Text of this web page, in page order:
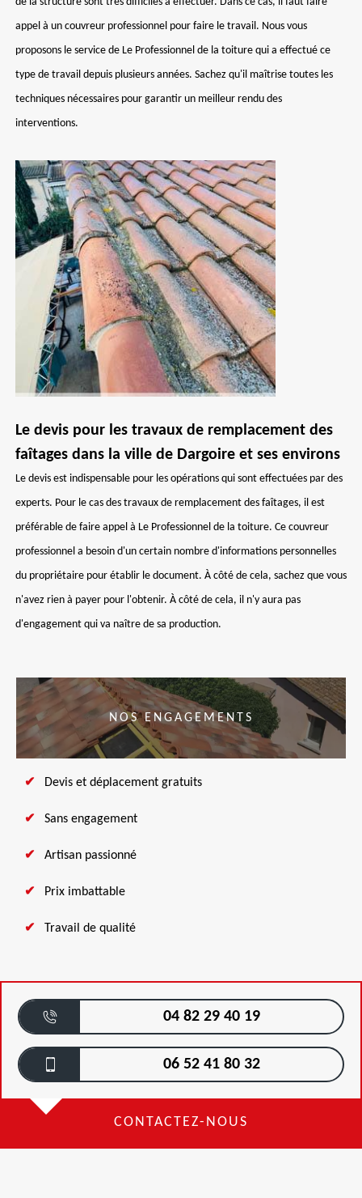
appel à un couvreur professionnel pour faire le travail. Nous vous
proposons le service de Le Professionnel de la toiture qui a effectué ce
type de travail depuis plusieurs années. Sachez qu'il maîtrise toutes les
techniques nécessaires pour garantir un meilleur rendu des
interventions.
Le devis pour les travaux de remplacement des
faîtages dans la ville de Dargoire et ses environs
Le devis est indispensable pour les opérations qui sont effectuées par des
experts. Pour le cas des travaux de remplacement des faîtages, il est
préférable de faire appel à Le Professionnel de la toiture. Ce couvreur
professionnel a besoin d'un certain nombre d'informations personnelles
du propriétaire pour établir le document. À côté de cela, sachez que vous
n'avez rien à payer pour l'obtenir. À côté de cela, il n'y aura pas
d'engagement qui va naître de sa production.
NOS ENGAGEMENTS
Devis et déplacement gratuits
Sans engagement
Artisan passionné
Prix imbattable
Travail de qualité
04 82 29 40 19
06 52 41 80 32
CONTACTEZ-NOUS